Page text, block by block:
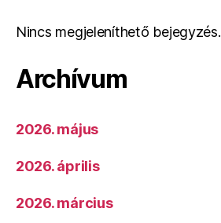
Nincs megjeleníthető bejegyzés.
Archívum
2026. május
2026. április
2026. március